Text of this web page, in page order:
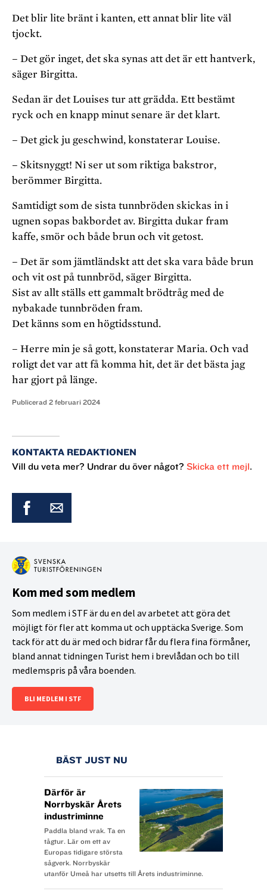
Det blir lite bränt i kanten, ett annat blir lite väl
tjockt.
– Det gör inget, det ska synas att det är ett hantverk,
säger Birgitta.
Sedan är det Louises tur att grädda. Ett bestämt
ryck och en knapp minut senare är det klart.
– Det gick ju geschwind, konstaterar Louise.
– Skitsnyggt! Ni ser ut som riktiga bakstror,
berömmer Birgitta.
Samtidigt som de sista tunnbröden skickas in i
ugnen sopas bakbordet av. Birgitta dukar fram
kaffe, smör och både brun och vit getost.
– Det är som jämtländskt att det ska vara både brun
och vit ost på tunnbröd, säger Birgitta.
Sist av allt ställs ett gammalt brödtråg med de
nybakade tunnbröden fram.
Det känns som en högtidsstund.
– Herre min je så gott, konstaterar Maria. Och vad
roligt det var att få komma hit, det är det bästa jag
har gjort på länge.
Publicerad 2 februari 2024
KONTAKTA REDAKTIONEN
Vill du veta mer? Undrar du över något? Skicka ett mejl.
Kom med som medlem
Som medlem i STF är du en del av arbetet att göra det
möjligt för fler att komma ut och upptäcka Sverige. Som
tack för att du är med och bidrar får du flera fina förmåner,
bland annat tidningen Turist hem i brevlådan och bo till
medlemspris på våra boenden.
BLI MEDLEM I STF
BÄST JUST NU
Därför är
Norrbyskär Årets
industriminne
Paddla bland vrak. Ta en
tågtur. Lär om ett av
Europas tidigare största
sågverk. Norrbyskär
utanför Umeå har utsetts till Årets industriminne.